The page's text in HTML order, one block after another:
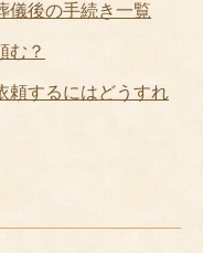
儀後の手続き一覧
む？
頼するにはどうすれ